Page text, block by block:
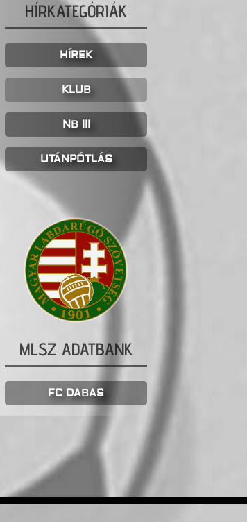
HÍRKATEGÓRIÁK
HÍREK
KLUB
NB III
UTÁNPÓTLÁS
MLSZ ADATBANK
FC DABAS